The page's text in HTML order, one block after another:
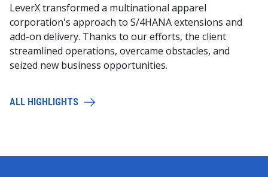
LeverX transformed a multinational apparel
corporation's approach to S/4HANA extensions and
add-on delivery. Thanks to our efforts, the client
streamlined operations, overcame obstacles, and
seized new business opportunities.
ALL HIGHLIGHTS